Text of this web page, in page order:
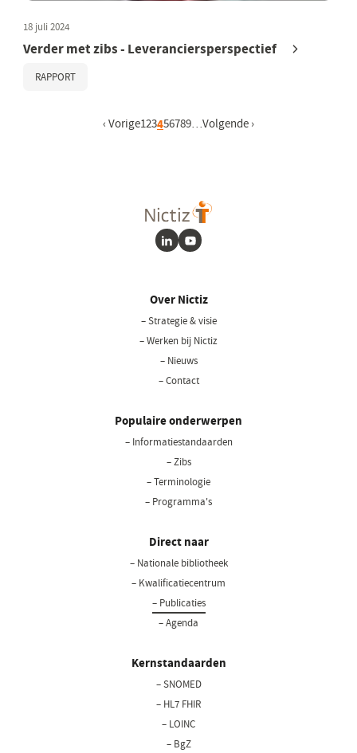
18 juli 2024
Verder met zibs - Leveranciersperspectief
RAPPORT
Vorige pagina
‹ VorigePagina
1Pagina
2Pagina
3Huidige pagina
4Pagina
5Pagina
6Pagina
7Pagina
8Pagina
9…Volgende pagina
Volgende ›
LinkedInYoutube
Over Nictiz
– Strategie & visie
– Werken bij Nictiz
– Nieuws
– Contact
Populaire onderwerpen
– Informatiestandaarden
– Zibs
– Terminologie
– Programma's
Direct naar
– Nationale bibliotheek
– Kwalificatiecentrum
– Publicaties
– Agenda
Kernstandaarden
– SNOMED
– HL7 FHIR
– LOINC
– BgZ